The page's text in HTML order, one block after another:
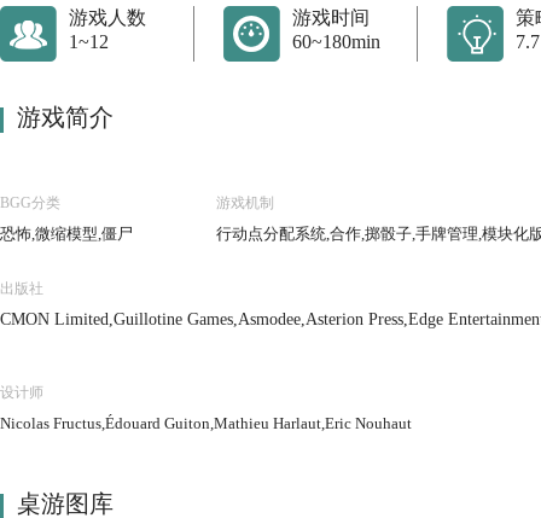
游戏人数
1~12
游戏时间
60~180min
策
7.7
游戏简介
BGG分类
恐怖,微缩模型,僵尸
游戏机制
行动点分配系统,合作,掷骰子,手牌管理,模块化
出版社
CMON Limited,Guillotine Games,Asmodee,Asterion Press,Edge
设计师
Nicolas Fructus,Édouard Guiton,Mathieu Harlaut,Eric Nouhaut
桌游图库